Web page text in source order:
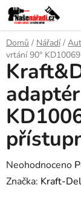
Přejít
na
obsah
Domů / Nářadí /
vrtání 90°
Průměrné
hodnocení
Neohodnoceno
Značka: Kraft-